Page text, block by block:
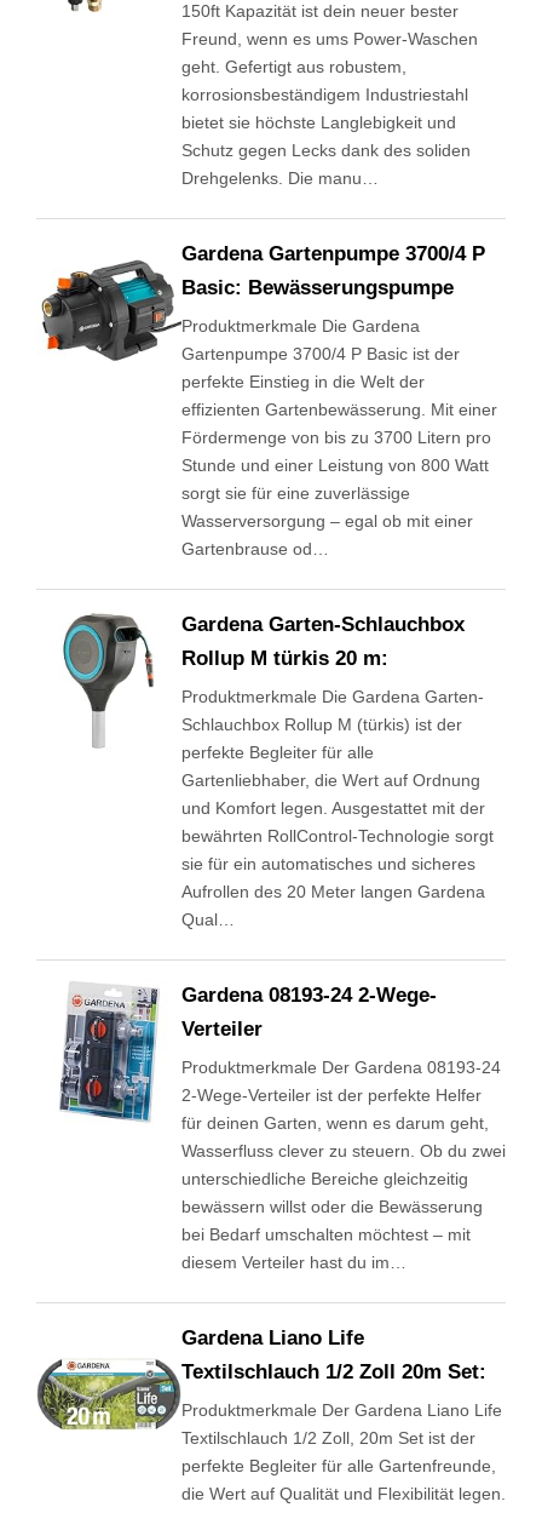
150ft Kapazität ist dein neuer bester
Freund, wenn es ums Power-Waschen
geht. Gefertigt aus robustem,
korrosionsbeständigem Industriestahl
bietet sie höchste Langlebigkeit und
Schutz gegen Lecks dank des soliden
Drehgelenks. Die manu…
Gardena Gartenpumpe 3700/4 P
Basic: Bewässerungspumpe
Produktmerkmale Die Gardena
Gartenpumpe 3700/4 P Basic ist der
perfekte Einstieg in die Welt der
effizienten Gartenbewässerung. Mit einer
Fördermenge von bis zu 3700 Litern pro
Stunde und einer Leistung von 800 Watt
sorgt sie für eine zuverlässige
Wasserversorgung – egal ob mit einer
Gartenbrause od…
Gardena Garten-Schlauchbox
Rollup M türkis 20 m:
Produktmerkmale Die Gardena Garten-
Schlauchbox Rollup M (türkis) ist der
perfekte Begleiter für alle
Gartenliebhaber, die Wert auf Ordnung
und Komfort legen. Ausgestattet mit der
bewährten RollControl-Technologie sorgt
sie für ein automatisches und sicheres
Aufrollen des 20 Meter langen Gardena
Qual…
Gardena 08193-24 2-Wege-
Verteiler
Produktmerkmale Der Gardena 08193-24
2-Wege-Verteiler ist der perfekte Helfer
für deinen Garten, wenn es darum geht,
Wasserfluss clever zu steuern. Ob du zwei
unterschiedliche Bereiche gleichzeitig
bewässern willst oder die Bewässerung
bei Bedarf umschalten möchtest – mit
diesem Verteiler hast du im…
Gardena Liano Life
Textilschlauch 1/2 Zoll 20m Set:
Produktmerkmale Der Gardena Liano Life
Textilschlauch 1/2 Zoll, 20m Set ist der
perfekte Begleiter für alle Gartenfreunde,
die Wert auf Qualität und Flexibilität legen.